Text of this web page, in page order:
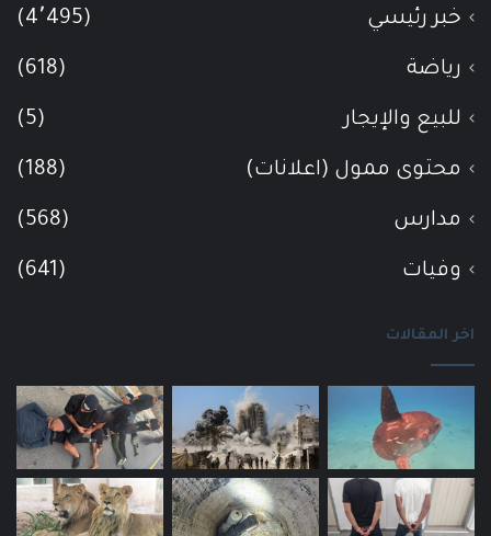
خبر رئيسي (4٬495)
رياضة (618)
للبيع والإيجار (5)
محتوى ممول (اعلانات) (188)
مدارس (568)
وفيات (641)
اخر المقالات